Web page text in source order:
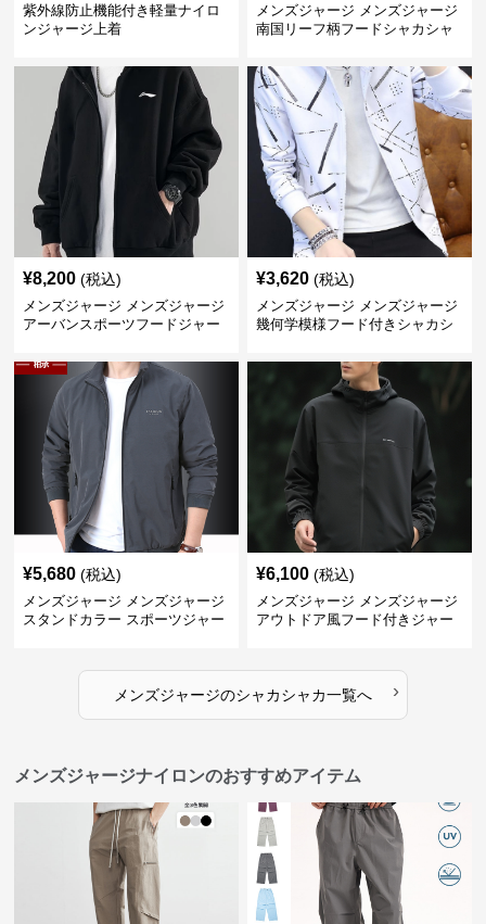
紫外線防止機能付き軽量ナイロ
ンジャージ上着
メンズジャージ メンズジャージ
南国リーフ柄フードシャカシャ
¥8,200 (税込)
メンズジャージ メンズジャージ
アーバンスポーツフードジャー
¥3,620 (税込)
メンズジャージ メンズジャージ
幾何学模様フード付きシャカシ
¥5,680 (税込)
メンズジャージ メンズジャージ
スタンドカラー スポーツジャー
¥6,100 (税込)
メンズジャージ メンズジャージ
アウトドア風フード付きジャー
メンズジャージのシャカシャカ一覧へ ›
メンズジャージナイロンのおすすめアイテム